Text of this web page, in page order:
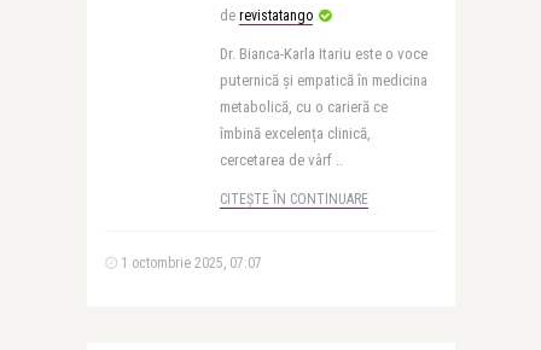
de revistatango
Dr. Bianca-Karla Itariu este o voce
puternică și empatică în medicina
metabolică, cu o carieră ce
îmbină excelența clinică,
cercetarea de vârf ..
CITEȘTE ÎN CONTINUARE
1 octombrie 2025, 07:07